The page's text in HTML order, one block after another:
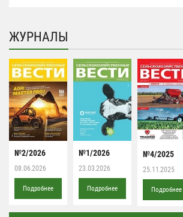
ЖУРНАЛЫ
№2/2026
08.06.2026
Подробнее
№1/2026
23.03.2026
Подробнее
№4/2025
25.11.2025
Подробнее